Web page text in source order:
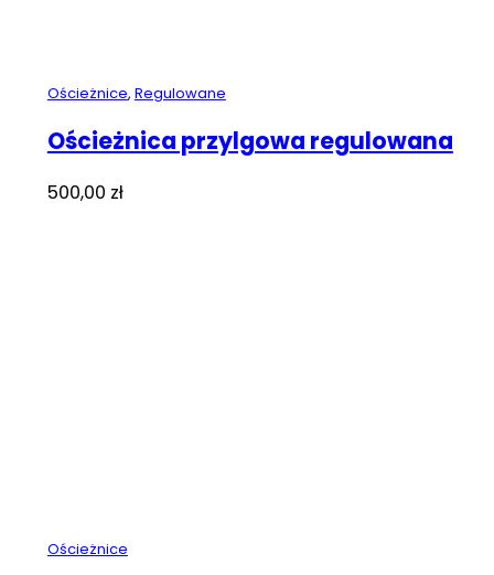
Ościeżnice, Regulowane
Ościeżnica przylgowa regulowana
500,00 zł
Ościeżnice